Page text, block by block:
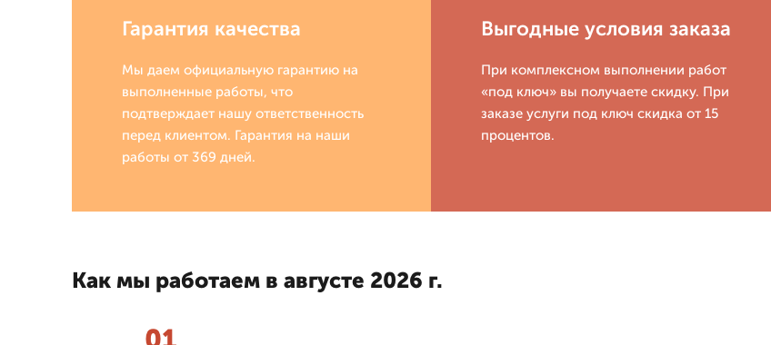
Гарантия качества
Мы даем официальную гарантию на
выполненные работы, что
подтверждает нашу ответственность
перед клиентом. Гарантия на наши
работы от 369 дней.
Выгодные условия заказа
При комплексном выполнении работ
«под ключ» вы получаете скидку. При
заказе услуги под ключ скидка от 15
процентов.
Как мы работаем в августе 2026 г.